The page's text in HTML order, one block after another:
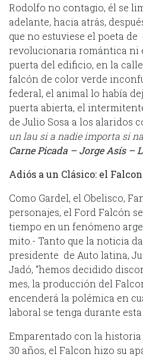
Rodolfo no contagio, él se
adelante, hacia atrás,
que no estuviese el poeta
revolucionaria romántica ni
puerta del edificio, en la
falcón de color verde
federal, el animal lo había
puerta abierta, el
de Julio Sosa a los alaridos
un lau si a nadie importa si
Carne Picada – Jorge Asís –
Adiós a un Clásico: el Falcon
Como Gardel, el Obelisco,
personajes, el Ford Falcón
tiempo en un fenómeno
mito.- Tanto que la noticia
presidente de Auto latina,
Jadó, “hemos decidido
mes, la producción del
encenderá la polémica en
laboral se tenga durante esta
Emparentado con la
30 años, el Falcon hizo su